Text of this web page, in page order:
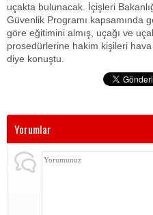
uçakta bulunacak. İçişleri
Güvenlik Programı kapsamında
göre eğitimini almış, uçağı ve
prosedürlerine hakim kişileri
diye konuştu.
Yorumlar